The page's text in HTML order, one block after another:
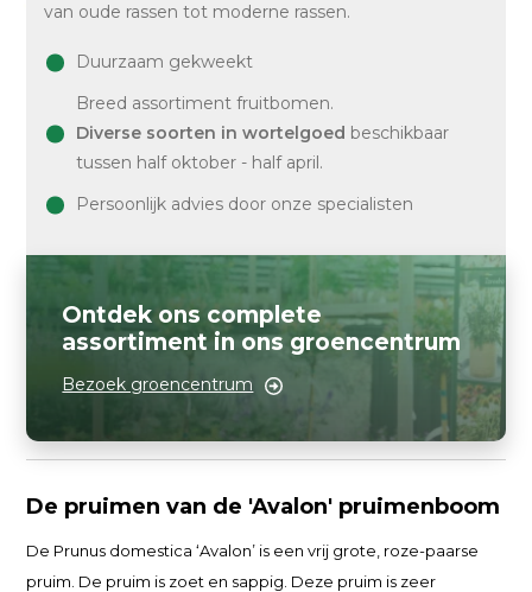
van oude rassen tot moderne rassen.
Duurzaam gekweekt
Breed assortiment fruitbomen.
Diverse soorten in wortelgoed beschikbaar
tussen half oktober - half april.
Persoonlijk advies door onze specialisten
Ontdek ons complete
assortiment in ons groencentrum
Bezoek groencentrum
De pruimen van de 'Avalon' pruimenboom
De Prunus domestica ‘Avalon’ is een vrij grote, roze-paarse
pruim. De pruim is zoet en sappig. Deze pruim is zeer